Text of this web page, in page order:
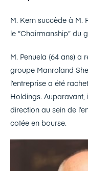
M. Kern succède à M.
le “Chairmanship” du
M. Penuela (64 ans) a
groupe Manroland
l’entreprise a été
Holdings.
direction au sein de
cotée en bourse.